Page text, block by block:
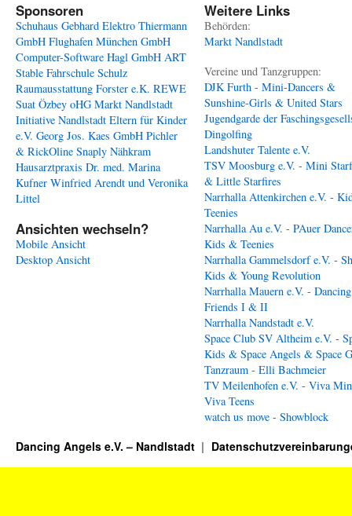
Sponsoren
Schuhaus Gebhard Elektro Thiermann
GmbH Flughafen München GmbH
Computer-Software Hagl GmbH ART
Stable Fahrschule Schulz
Raumausstattung Forster e.K. REWE
Suat Özbey oHG Markt Nandlstadt
Initiative Nandlstadt Eltern für Kinder
e.V. Georg Jos. Kaes GmbH Pichler
& RickOline Snaply Nähkram
Hausarztpraxis Dr. med. Marina
Kufner Winfried Arendt und Veronika
Littel
Ansichten wechseln?
Mobile Ansicht
Desktop Ansicht
Weitere Links
Behörden:
Markt Nandlstadt
Vereine und Tanzgruppen:
DJK Furth - Mini-Dancers &
Sunshine-Girls & United Stars
Jugendgarde der
Dingolfing
Landshuter Talente e.V.
TSV Moosburg e.V. - Mini
& Little Starfires
Narrhalla Attenkirchen e.V. -
Teenies
Narrhalla Au e.V. - PAuer
Kids & Teenies
Narrhalla Gammelsdorf e.V. -
Kids & Young Revolution
Narrhalla Mauern e.V. - Dancing
Friends I & II
Narrhalla Nandstadt e.V.
Space Club SV Altheim e.V. -
Kids & Space Angels & Space
Tanzraum - Elli Bachmeier
TV Meilenhofen e.V. - Viva
Viva Teens
watch us move - Showblock
Dancing Angels e.V. – Nandlstadt